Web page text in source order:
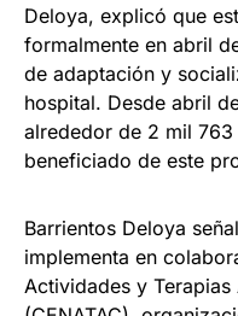
Deloya, explicó que
formalmente en abril
de adaptación y
hospital. Desde abril
alrededor de 2 mil
beneficiado de este
Barrientos Deloya
implementa en
Actividades y